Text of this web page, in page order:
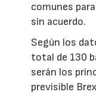
comunes
sin acuerdo.
Según los
total de 130
serán los
previsible